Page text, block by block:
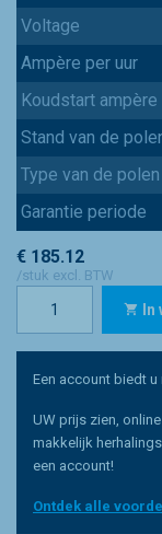
Voltage
Ampère per uur
Koudstart ampère
Stand van de
Type van de polen
Garantie periode
€ 185.12
/stuk excl. BTW
Een account biedt
UW prijs zien,
makkelijk
een account!
Ontdek alle